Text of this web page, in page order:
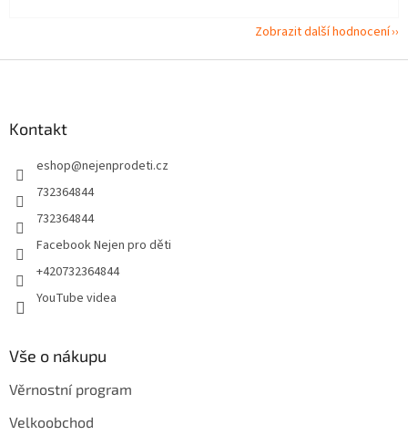
Zobrazit další hodnocení
Kontakt
eshop@nejenprodeti.cz
732364844
732364844
Facebook Nejen pro děti
+420732364844
YouTube videa
Vše o nákupu
Věrnostní program
Velkoobchod